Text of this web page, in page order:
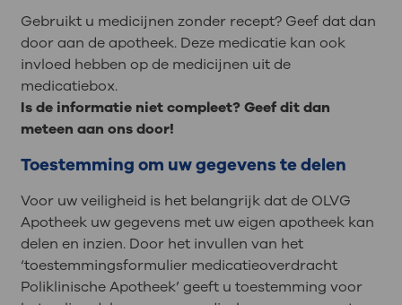
Gebruikt u medicijnen zonder recept? Geef dat dan
door aan de apotheek. Deze medicatie kan ook
invloed hebben op de medicijnen uit de
medicatiebox.
Is de informatie niet compleet? Geef dit dan
meteen aan ons door!
Toestemming om uw gegevens te delen
Voor uw veiligheid is het belangrijk dat de OLVG
Apotheek uw gegevens met uw eigen apotheek kan
delen en inzien. Door het invullen van het
‘toestemmingsformulier medicatieoverdracht
Poliklinische Apotheek’ geeft u toestemming voor